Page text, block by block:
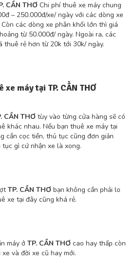
CẦN THƠ Chi phí thuê xe máy chung
– 250.000đ/xe/ ngày với các dòng xe
các dòng xe phân khối lớn thì giá
từ 50.000đ/ ngày. Ngoài ra, các
thuê rẻ hơn từ 20k tới 30k/ ngày.
xe máy tại TP. CẦN THƠ
CẦN THƠ tùy vào từng cửa hàng sẽ có
khác nhau. Nếu bạn thuê xe máy tại
cần cọc tiền, thủ tục cũng đơn giản
gì cứ nhận xe là xong.
TP. CẦN THƠ bạn không cần phải lo
xe tại đây cũng khá rẻ.
máy ở TP. CẦN THƠ cao hay thấp còn
và đời xe cũ hay mới.